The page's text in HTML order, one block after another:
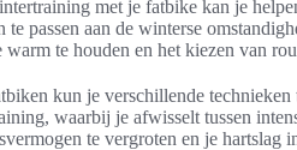
met je fatbike kan je
te passen aan de winterse
te houden en het kiezen van
kun je verschillende
waarbij je afwisselt tussen
te vergroten en je hartslag